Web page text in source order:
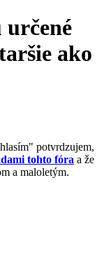
ako
potvrdzujem,
tohto fóra a že
a maloletým.